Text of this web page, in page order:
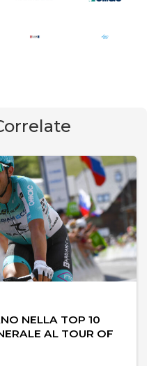
NELLA TOP 10
AL TOUR OF